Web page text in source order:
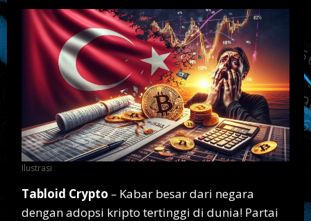
Ilustrasi
Tabloid Crypto – Kabar besar dari negara
dengan adopsi kripto tertinggi di dunia! Partai